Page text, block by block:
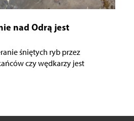
nad Odrą jest
śniętych ryb przez
czy wędkarzy jest